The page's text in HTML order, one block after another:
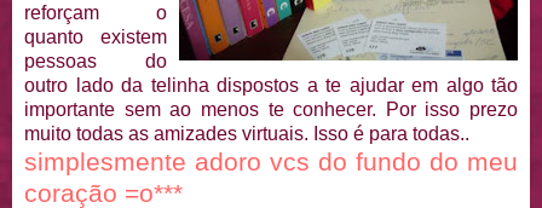
reforçam o
quanto existem
pessoas do
outro lado da telinha dispostos a te ajudar em algo tão
importante sem ao menos te conhecer. Por isso prezo
muito todas as amizades virtuais. Isso é para todas..
simplesmente adoro vcs do fundo do meu
coração =o***